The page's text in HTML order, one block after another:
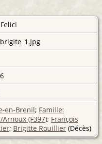
en-Brenil; Famille:
(F397); François
; Brigitte Rouillier (Décès)